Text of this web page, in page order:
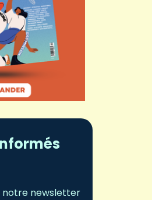
notre newsletter